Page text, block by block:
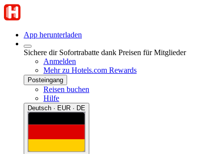
App herunterladen
Sichere dir Sofortrabatte dank Preisen für Mitglieder
Anmelden
Mehr zu Hotels.com Rewards
Posteingang
Reisen buchen
Hilfe
Deutsch · EUR · DE